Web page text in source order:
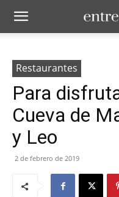
Restaurantes
Para
Cueva de
y Leo
2 de febrero de 2019